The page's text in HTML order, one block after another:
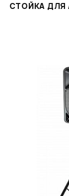
СТОЙКА ДЛЯ